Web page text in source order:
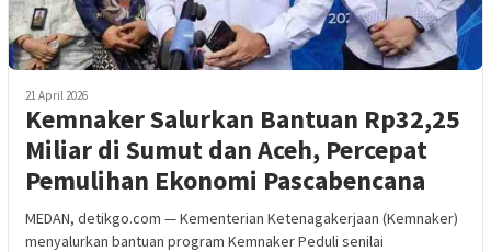
21 April 2026
Kemnaker Salurkan Bantuan Rp32,25
Miliar di Sumut dan Aceh, Percepat
Pemulihan Ekonomi Pascabencana
MEDAN, detikgo.com — Kementerian Ketenagakerjaan (Kemnaker)
menyalurkan bantuan program Kemnaker Peduli senilai